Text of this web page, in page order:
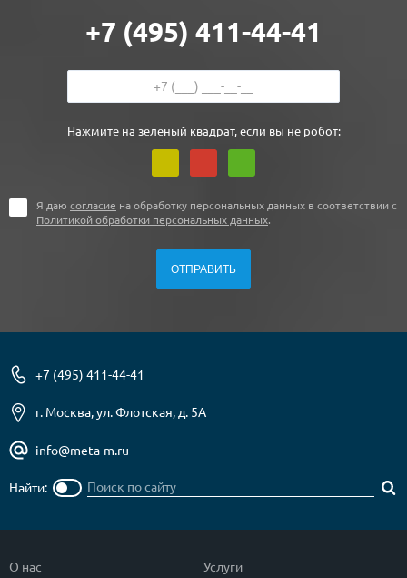
+7 (495) 411-44-41
Нажмите на зеленый квадрат, если вы не робот:
Я даю согласие на обработку персональных данных в соответствии с
Политикой обработки персональных данных.
+7 (495) 411-44-41
г. Москва, ул. Флотская, д. 5А
info@meta-m.ru
Найти:
О нас Услуги